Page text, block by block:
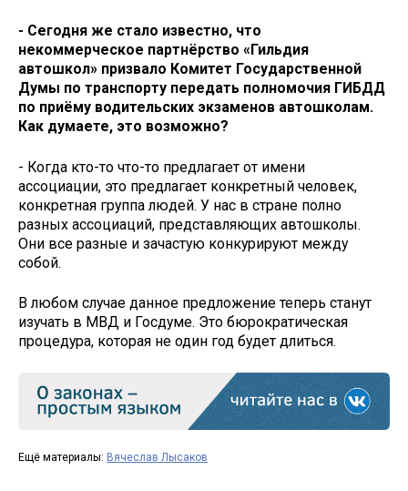
- Сегодня же стало известно, что
некоммерческое партнёрство «Гильдия
автошкол» призвало Комитет Государственной
Думы по транспорту передать полномочия ГИБДД
по приёму водительских экзаменов автошколам.
Как думаете, это возможно?
- Когда кто-то что-то предлагает от имени
ассоциации, это предлагает конкретный человек,
конкретная группа людей. У нас в стране полно
разных ассоциаций, представляющих автошколы.
Они все разные и зачастую конкурируют между
собой.
В любом случае данное предложение теперь станут
изучать в МВД и Госдуме. Это бюрократическая
процедура, которая не один год будет длиться.
Ещё материалы: Вячеслав Лысаков